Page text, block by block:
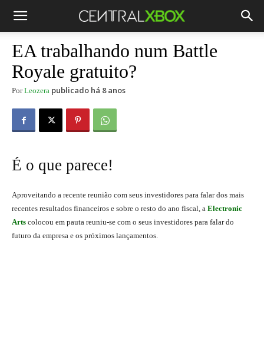
EA trabalhando num Battle
Royale gratuito?
Por Leozera publicado há 8 anos
É o que parece!
Aproveitando a recente reunião com seus investidores para falar dos mais
recentes resultados financeiros e sobre o resto do ano fiscal, a Electronic
Arts colocou em pauta reuniu-se com o seus investidores para falar do
futuro da empresa e os próximos lançamentos.